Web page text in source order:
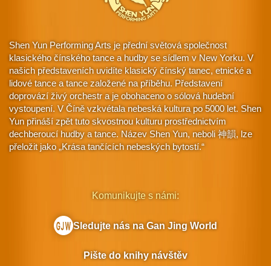
Shen Yun Performing Arts je přední světová společnost
klasického čínského tance a hudby se sídlem v New Yorku. V
našich představeních uvidíte klasický čínský tanec, etnické a
lidové tance a tance založené na příběhu. Představení
doprovází živý orchestr a je obohaceno o sólová hudební
vystoupení. V Číně vzkvétala nebeská kultura po 5000 let. Shen
Yun přináší zpět tuto skvostnou kulturu prostřednictvím
dechberoucí hudby a tance. Název Shen Yun, neboli 神韻, lze
přeložit jako „Krása tančících nebeských bytostí.“
Komunikujte s námi:
Sledujte nás na Gan Jing World
Pište do knihy návštěv